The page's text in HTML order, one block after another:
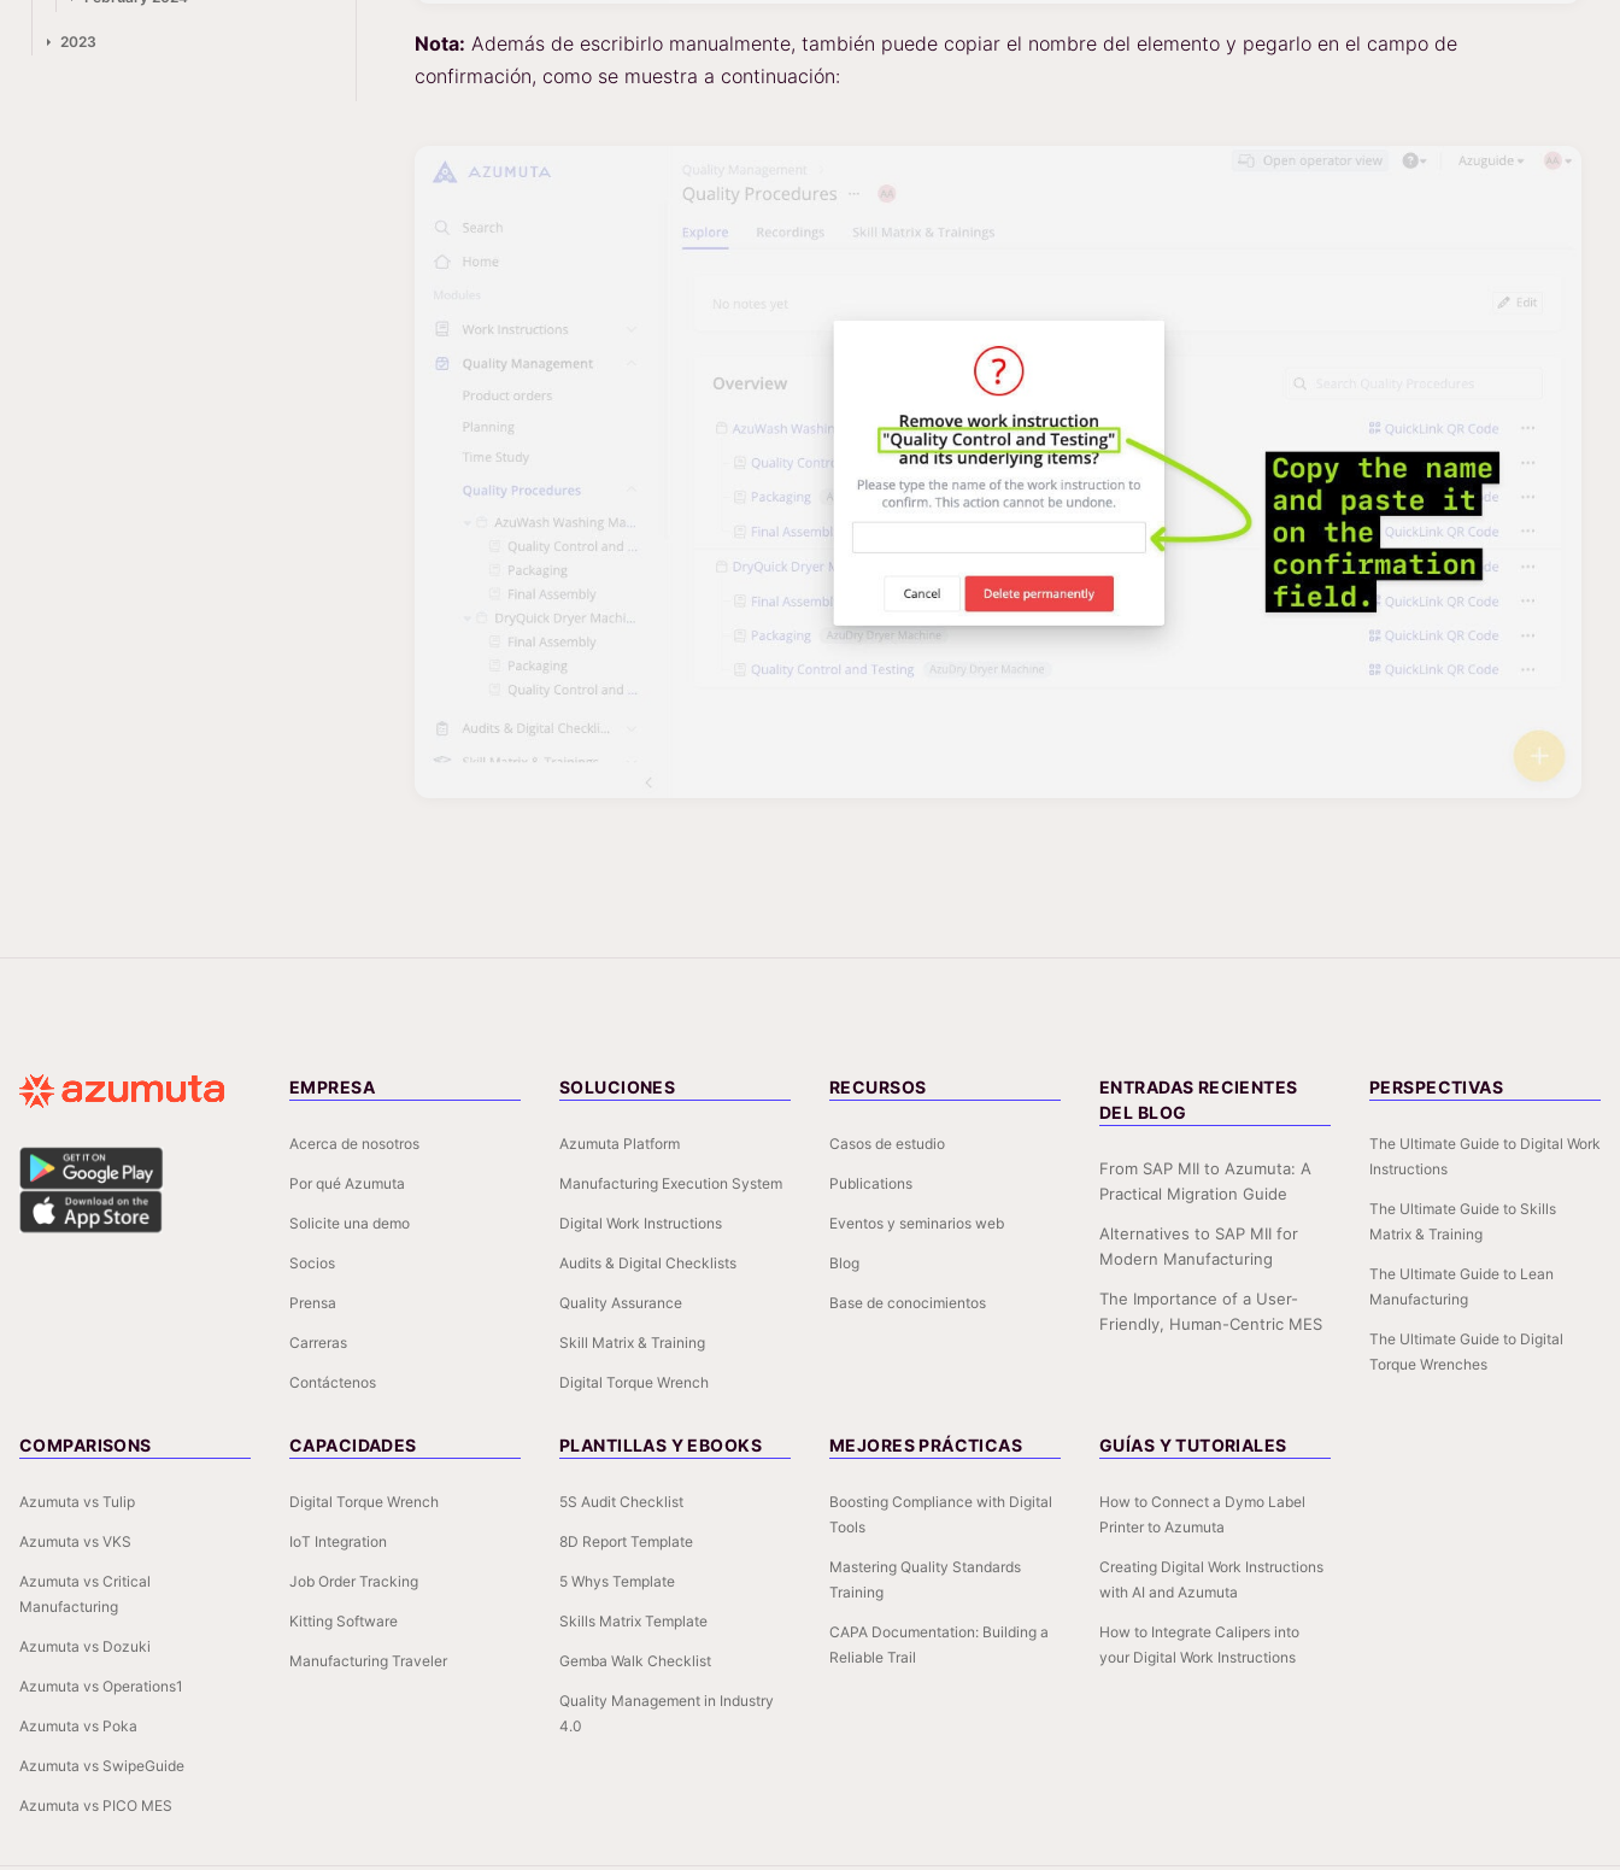
2023 Nota: Además de escribirlo manualmente, también puede copiar el nombre del elemento y pegarlo en el campo de
confirmación, como se muestra a continuación:
EMPRESA
Acerca de nosotros
Por qué Azumuta
Solicite una demo
Socios
Prensa
Carreras
Contáctenos
SOLUCIONES
Azumuta Platform
Manufacturing Execution System
Digital Work Instructions
Audits & Digital Checklists
Quality Assurance
Skill Matrix & Training
Digital Torque Wrench
RECURSOS
Casos de estudio
Publications
Eventos y seminarios web
Blog
Base de conocimientos
ENTRADAS RECIENTES
DEL BLOG
From SAP MII to Azumuta: A
Practical Migration Guide
Alternatives to SAP MII for
Modern Manufacturing
The Importance of a User-
Friendly, Human-Centric MES
PERSPECTIVAS
The Ultimate Guide to Digital Work
Instructions
The Ultimate Guide to Skills
Matrix & Training
The Ultimate Guide to Lean
Manufacturing
The Ultimate Guide to Digital
Torque Wrenches
COMPARISONS
Azumuta vs Tulip
Azumuta vs VKS
Azumuta vs Critical
Manufacturing
Azumuta vs Dozuki
Azumuta vs Operations1
Azumuta vs Poka
Azumuta vs SwipeGuide
Azumuta vs PICO MES
CAPACIDADES
Digital Torque Wrench
IoT Integration
Job Order Tracking
Kitting Software
Manufacturing Traveler
PLANTILLAS Y EBOOKS
5S Audit Checklist
8D Report Template
5 Whys Template
Skills Matrix Template
Gemba Walk Checklist
Quality Management in Industry
4.0
MEJORES PRÁCTICAS
Boosting Compliance with Digital
Tools
Mastering Quality Standards
Training
CAPA Documentation: Building a
Reliable Trail
GUÍAS Y TUTORIALES
How to Connect a Dymo Label
Printer to Azumuta
Creating Digital Work Instructions
with AI and Azumuta
How to Integrate Calipers into
your Digital Work Instructions